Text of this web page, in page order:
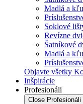
Madlá a
Soklové
Revízne
Šatníkové
Madlá a
Objavte všetky
Inšpirácie
Profesionáli
Close Profesionáli